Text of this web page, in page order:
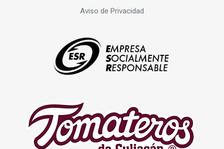
Aviso de Privacidad